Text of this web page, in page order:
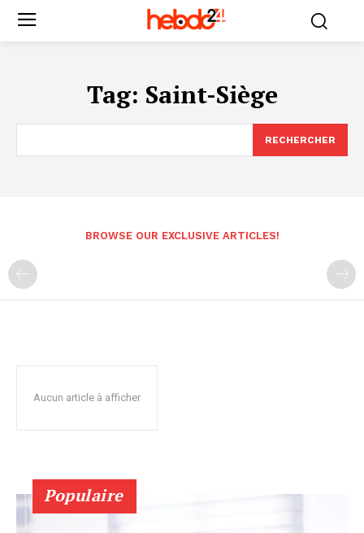
Tag: Saint-Siège
RECHERCHER
BROWSE OUR EXCLUSIVE ARTICLES!
Aucun article à afficher
Populaire